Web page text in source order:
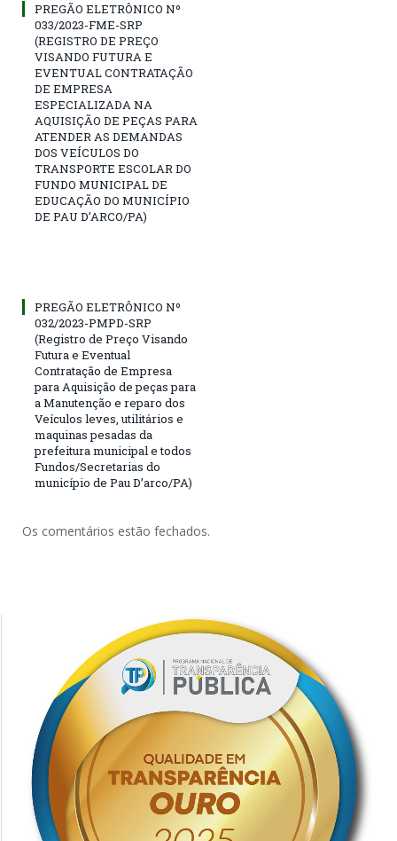
PREGÃO ELETRÔNICO Nº
033/2023-FME-SRP
(REGISTRO DE PREÇO
VISANDO FUTURA E
EVENTUAL CONTRATAÇÃO
DE EMPRESA
ESPECIALIZADA NA
AQUISIÇÃO DE PEÇAS PARA
ATENDER AS DEMANDAS
DOS VEÍCULOS DO
TRANSPORTE ESCOLAR DO
FUNDO MUNICIPAL DE
EDUCAÇÃO DO MUNICÍPIO
DE PAU D’ARCO/PA)
PREGÃO ELETRÔNICO Nº
032/2023-PMPD-SRP
(Registro de Preço Visando
Futura e Eventual
Contratação de Empresa
para Aquisição de peças para
a Manutenção e reparo dos
Veículos leves, utilitários e
maquinas pesadas da
prefeitura municipal e todos
Fundos/Secretarias do
município de Pau D’arco/PA)
Os comentários estão fechados.